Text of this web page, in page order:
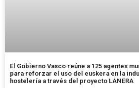
El Gobierno Vasco reúne a 125 agentes
para reforzar el uso del euskera en la
hostelería a través del proyecto LANERA